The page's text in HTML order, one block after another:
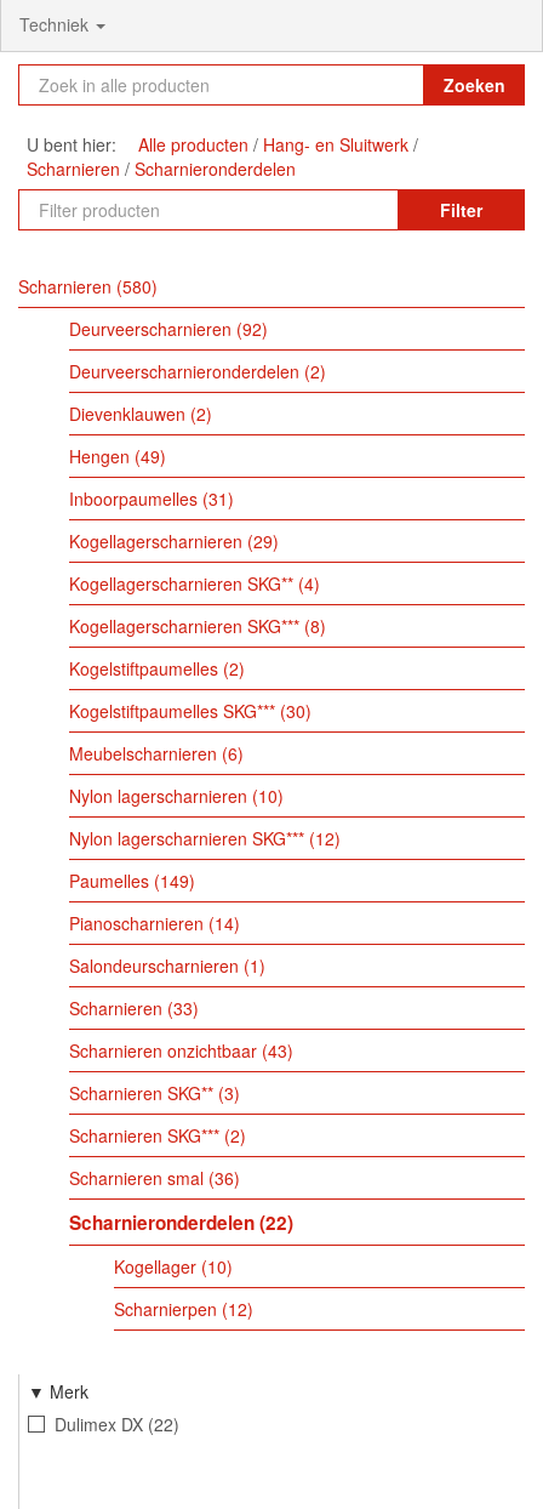
Techniek
Zoeken
U bent hier: Alle producten
Hang- en Sluitwerk
Scharnieren
Scharnieronderdelen
Filter
Scharnieren 580
Deurveerscharnieren 92
Deurveerscharnieronderdelen 2
Dievenklauwen 2
Hengen 49
Inboorpaumelles 31
Kogellagerscharnieren 29
Kogellagerscharnieren SKG** 4
Kogellagerscharnieren SKG*** 8
Kogelstiftpaumelles 2
Kogelstiftpaumelles SKG*** 30
Meubelscharnieren 6
Nylon lagerscharnieren 10
Nylon lagerscharnieren SKG*** 12
Paumelles 149
Pianoscharnieren 14
Salondeurscharnieren 1
Scharnieren 33
Scharnieren onzichtbaar 43
Scharnieren SKG** 3
Scharnieren SKG*** 2
Scharnieren smal 36
Scharnieronderdelen 22
Kogellager 10
Scharnierpen 12
Merk
Dulimex DX 22